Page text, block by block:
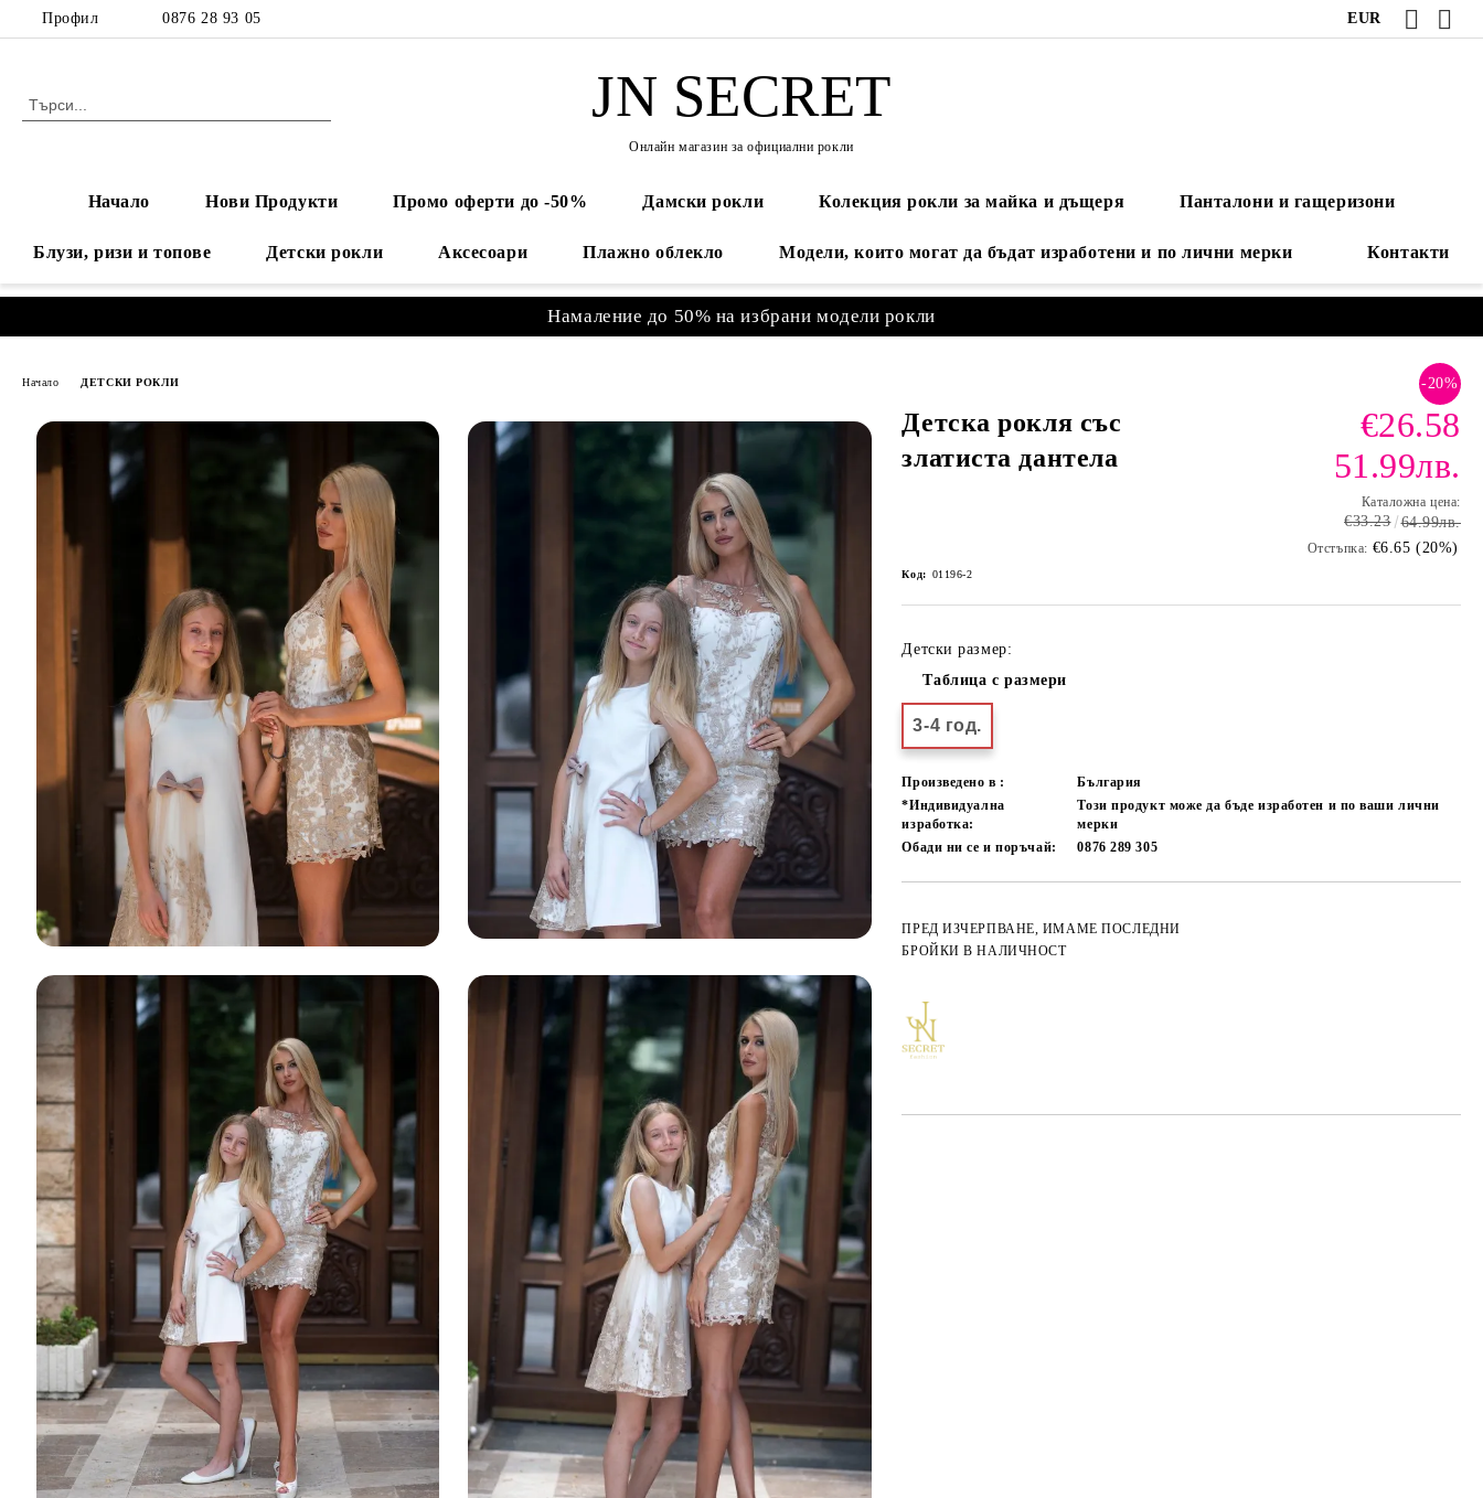
Профил 0876 28 93 05 EUR
JN SECRET
Онлайн магазин за официални рокли
Начало Нови Продукти Промо оферти до -50% Дамски рокли Колекция рокли за майка и дъщеря Панталони и гащеризони
Блузи, ризи и топове Детски рокли Аксесоари Плажно облекло Модели, които могат да бъдат изработени и по лични мерки Контакти
Намаление до 50% на избрани модели рокли
Начало ДЕТСКИ РОКЛИ
Детска рокля със
златиста дантела
-20%
€26.58
51.99лв.
Каталожна цена:
€33.23 64.99лв.
Отстъпка: €6.65 (20%)
Код: 01196-2
Детски размер:
Таблица с размери
3-4 год.
Произведено в :
България
*Индивидуална
изработка:
Този продукт може да бъде изработен и по ваши лични
мерки
Обади ни се и поръчай:
0876 289 305
ПРЕД ИЗЧЕРПВАНЕ, ИМАМЕ ПОСЛЕДНИ
БРОЙКИ В НАЛИЧНОСТ